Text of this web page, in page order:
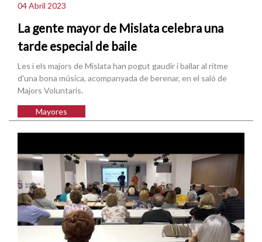
04 Abril 2023
La gente mayor de Mislata celebra una
tarde especial de baile
Les i els majors de Mislata han pogut gaudir i ballar al ritme
d'una bona música, acompanyada de berenar, en el saló de
Majors Voluntaris.
Mayores